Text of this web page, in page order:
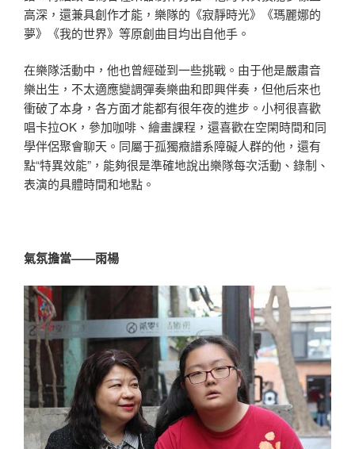
高深，還兼具創作才能，樂隊的《寂靜時光》《瑪麗娜的
夢》《我的世界》等原創曲目均出自他手。
在樂隊活動中，他也曾經碰到一些挑戰。由于他是嚴肅音
樂出生，不太適應變調彈奏樂曲和即興伴奏，但他后來也
衝破了本身，各方面才能都有很年夜的進步。小柯很喜歡
唱卡拉OK，參加咖啡、繪畫課程，還喜歡在空閑時間和同
學伴侶聚會聊天。同屬于孤獨癥譜系障礙人群的他，還有
點“特異效能”，能夠很是準確地說出樂隊每次活動、錄制、
表演的具體時間和地點。
氣氛擔當——雨楊